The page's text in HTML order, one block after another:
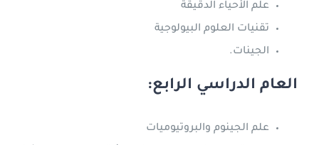
علم الأحياء الدقيقة
تقنيات العلوم البيولوجية
الجينات.
العام الدراسي الرابع:
علم الجينوم والبروتيوميات